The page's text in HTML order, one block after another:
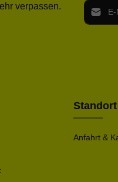
verpassen. E-Mail-
Standort
Anfahrt &